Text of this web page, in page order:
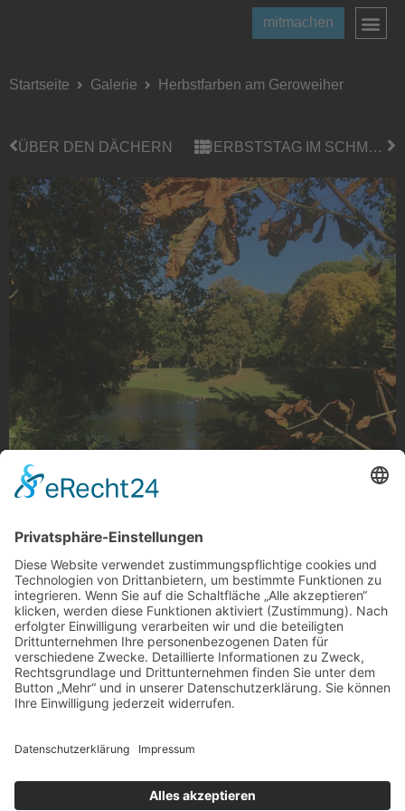
mitmachen
Startseite Galerie Herbstfarben am Geroweiher
ÜBER DEN DÄCHERN HERBSTSTAG IM SCHMÖLDERPARK
Herbstfarben am Geroweiher
Herbstfarben am Geroweiher, Gladbach
Foto: toevvl via Instagram